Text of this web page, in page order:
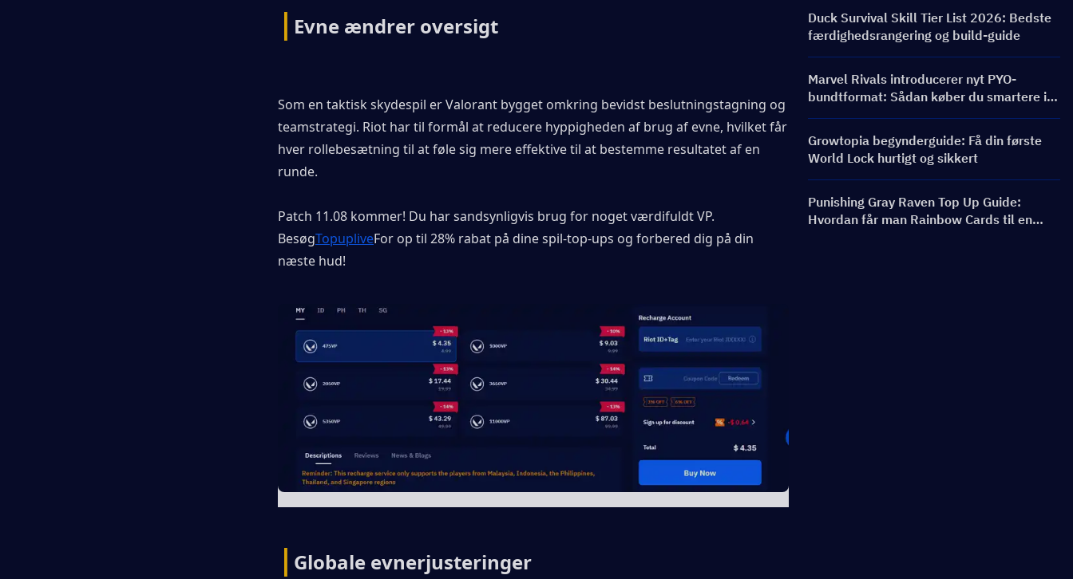
| Evne ændrer oversigt
Som en taktisk skydespil er Valorant bygget omkring bevidst beslutningstagning og
teamstrategi. Riot har til formål at reducere hyppigheden af ​​brug af evne, hvilket får
hver rollebesætning til at føle sig mere effektive til at bestemme resultatet af en
runde.
Patch 11.08 kommer! Du har sandsynligvis brug for noget værdifuldt VP.
BesøgTopupliveFor op til 28% rabat på dine spil-top-ups og forbered dig på din
næste hud!
| Globale evnerjusteringer
bannere og belønninger
Duck Survival Skill Tier List 2026: Bedste
færdighedsrangering og build-guide
Marvel Rivals introducerer nyt PYO-
bundtformat: Sådan køber du smartere i
butiksopdateringen til sæson 9.5
Growtopia begynderguide: Få din første
World Lock hurtigt og sikkert
Punishing Gray Raven Top Up Guide:
Hvordan får man Rainbow Cards til en